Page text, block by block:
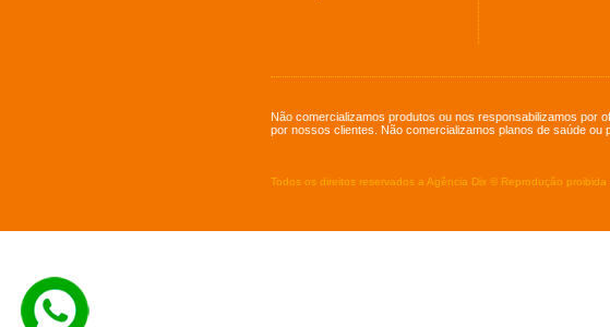
Não comercializamos produtos ou nos responsabilizamos por
por nossos clientes. Não comercializamos planos de saúde ou
Todos os direitos reservados a Agência Dix © Reprodução